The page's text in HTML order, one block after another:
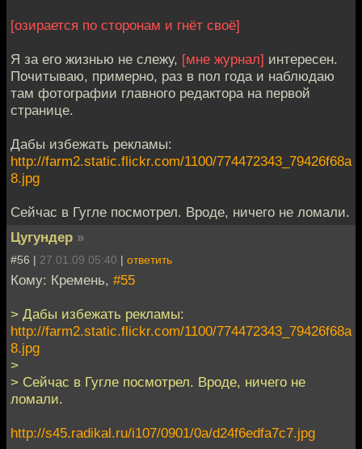
[озирается по сторонам и гнёт своё]
Я за его жизнью не слежу, [мне журнал] интересен.
Почитываю, примерно, раз в пол года и наблюдаю
там фотографии главного редактора на первой
странице.
Дабы избежать рекламы:
http://farm2.static.flickr.com/1100/774472343_79426f68a
8.jpg
Сейчас в Гугле посмотрел. Вроде, ничего не ломали.
Цугундер »
#56 | 27.01.09 05:40 | ответить
Кому: Кремень, #55
> Дабы избежать рекламы:
http://farm2.static.flickr.com/1100/774472343_79426f68a
8.jpg
>
> Сейчас в Гугле посмотрел. Вроде, ничего не
ломали.
http://s45.radikal.ru/i107/0901/0a/d24f6edfa7c7.jpg